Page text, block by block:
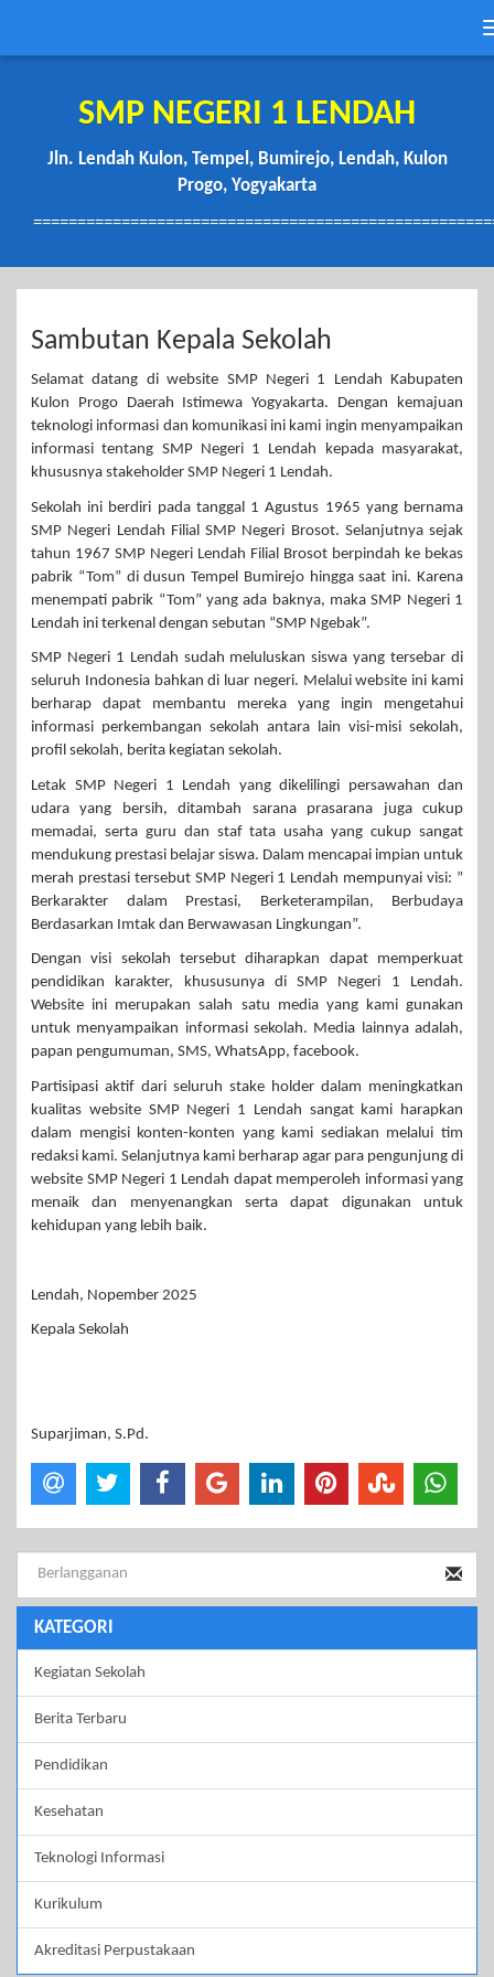
SMP NEGERI 1 LENDAH
Jln. Lendah Kulon, Tempel, Bumirejo, Lendah, Kulon
Progo, Yogyakarta
Sambutan Kepala Sekolah
Selamat datang di website SMP Negeri 1 Lendah Kabupaten
Kulon Progo Daerah Istimewa Yogyakarta. Dengan kemajuan
teknologi informasi dan komunikasi ini kami ingin menyampaikan
informasi tentang SMP Negeri 1 Lendah kepada masyarakat,
khususnya stakeholder SMP Negeri 1 Lendah.
Sekolah ini berdiri pada tanggal 1 Agustus 1965 yang bernama
SMP Negeri Lendah Filial SMP Negeri Brosot. Selanjutnya sejak
tahun 1967 SMP Negeri Lendah Filial Brosot berpindah ke bekas
pabrik “Tom” di dusun Tempel Bumirejo hingga saat ini. Karena
menempati pabrik “Tom” yang ada baknya, maka SMP Negeri 1
Lendah ini terkenal dengan sebutan “SMP Ngebak”.
SMP Negeri 1 Lendah sudah meluluskan siswa yang tersebar di
seluruh Indonesia bahkan di luar negeri. Melalui website ini kami
berharap dapat membantu mereka yang ingin mengetahui
informasi perkembangan sekolah antara lain visi-misi sekolah,
profil sekolah, berita kegiatan sekolah.
Letak SMP Negeri 1 Lendah yang dikelilingi persawahan dan
udara yang bersih, ditambah sarana prasarana juga cukup
memadai, serta guru dan staf tata usaha yang cukup sangat
mendukung prestasi belajar siswa. Dalam mencapai impian untuk
merah prestasi tersebut SMP Negeri 1 Lendah mempunyai visi: ”
Berkarakter dalam Prestasi, Berketerampilan, Berbudaya
Berdasarkan Imtak dan Berwawasan Lingkungan”.
Dengan visi sekolah tersebut diharapkan dapat memperkuat
pendidikan karakter, khususunya di SMP Negeri 1 Lendah.
Website ini merupakan salah satu media yang kami gunakan
untuk menyampaikan informasi sekolah. Media lainnya adalah,
papan pengumuman, SMS, WhatsApp, facebook.
Partisipasi aktif dari seluruh stake holder dalam meningkatkan
kualitas website SMP Negeri 1 Lendah sangat kami harapkan
dalam mengisi konten-konten yang kami sediakan melalui tim
redaksi kami. Selanjutnya kami berharap agar para pengunjung di
website SMP Negeri 1 Lendah dapat memperoleh informasi yang
menaik dan menyenangkan serta dapat digunakan untuk
kehidupan yang lebih baik.
Lendah, Nopember 2025
Kepala Sekolah
Suparjiman, S.Pd.
KATEGORI
Kegiatan Sekolah
Berita Terbaru
Pendidikan
Kesehatan
Teknologi Informasi
Kurikulum
Akreditasi Perpustakaan